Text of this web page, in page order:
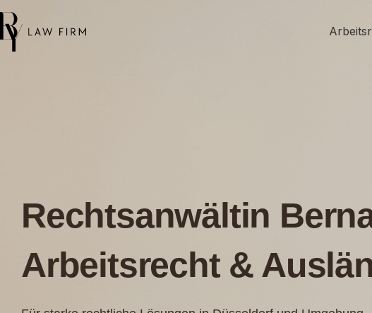
Rechtsanwältin
Arbeitsrecht &